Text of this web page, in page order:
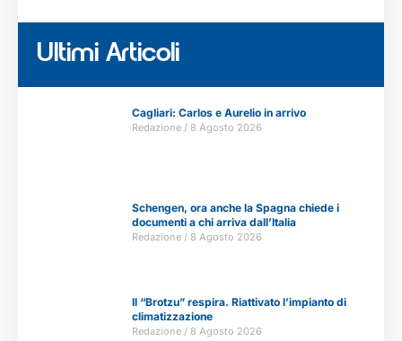
Ultimi Articoli
Cagliari: Carlos e Aurelio in arrivo
Redazione 8 Agosto 2026
Schengen, ora anche la Spagna chiede i
documenti a chi arriva dall’Italia
Redazione 8 Agosto 2026
Il “Brotzu” respira. Riattivato l’impianto di
climatizzazione
Redazione 8 Agosto 2026